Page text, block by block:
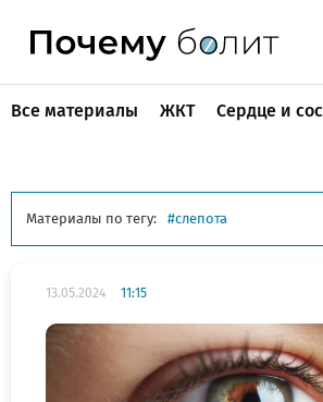
Все материалы ЖКТ Сердце и
Материалы по тегу: слепота
13.05.2024 11:15